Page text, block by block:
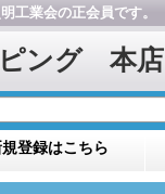
工業会の正会員です。
ング 本店
規登録はこちら